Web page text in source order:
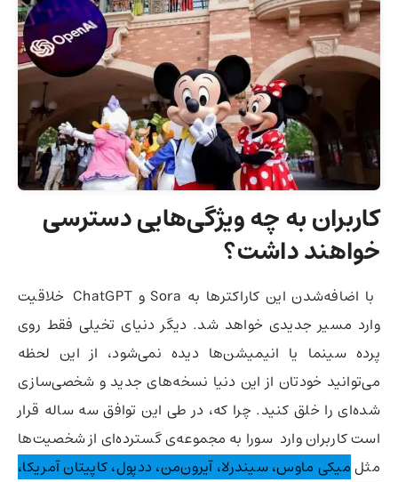
کاربران به چه ویژگی‌هایی دسترسی
خواهند داشت؟
با اضافه‌شدن این کاراکترها به Sora و ChatGPT خلاقیت
وارد مسیر جدیدی خواهد شد. دیگر دنیای تخیلی فقط روی
پرده سینما یا انیمیشن‌ها دیده نمی‌شود، از این لحظه
می‌توانید خودتان از این دنیا نسخه‌های جدید و شخصی‌سازی
شده‌ای را خلق کنید. چرا که، در طی این توافق سه ساله قرار
است کاربران وارد سورا به مجموعه‌ی گسترده‌ای از شخصیت‌ها
مثلمیکی ماوس، سیندرلا، آیرون‌من، ددپول، کاپیتان آمریکا،